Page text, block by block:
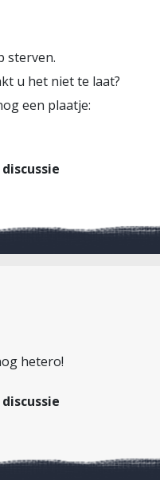
sterven.
u het niet te laat?
een plaatje:
hetero!